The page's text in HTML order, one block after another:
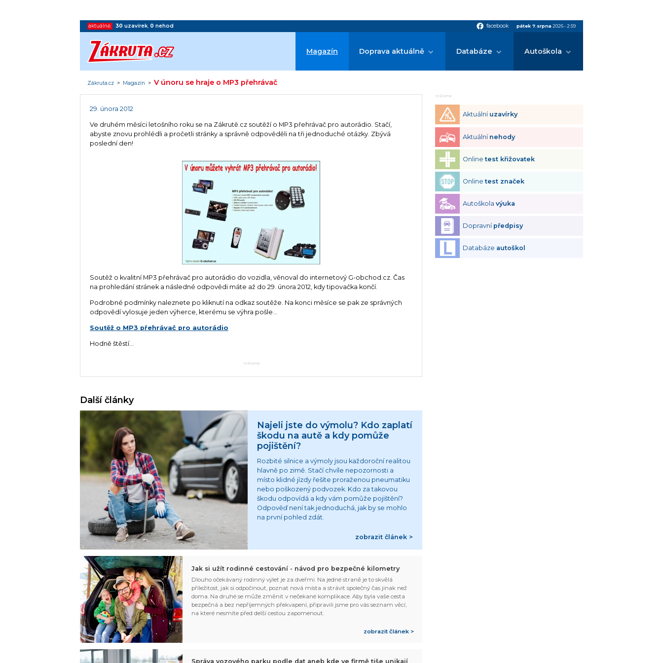
aktuálně: 30 uzavírek, 0 nehod facebook facebook pátek 7.srpna 2026• 2:59
Magazín Doprava aktuálně Databáze Autoškola
Zákruta.cz > Magazín >V únoru se hraje o MP3 přehrávač
29. února 2012
Ve druhém měsíci letošního roku se na Zákrutě.cz soutěží o MP3 přehrávač pro autorádio. Stačí,
abyste znovu prohlédli a pročetli stránky a správně odpověděli na tři jednoduché otázky. Zbývá
poslední den!
Soutěž o kvalitní MP3 přehrávač pro autorádio do vozidla, věnoval do internetový G-obchod.cz. Čas
na prohledání stránek a následné odpovědi máte až do 29. února 2012, kdy tipovačka končí.
Podrobné podmínky naleznete po kliknutí na odkaz soutěže. Na konci měsíce se pak ze správných
odpovědí vylosuje jeden výherce, kterému se výhra pošle...
Soutěž o MP3 přehrávač pro autorádio
Hodně štěstí...
reklama
Další články
Najeli jste do výmolu? Kdo zaplatí
škodu na autě a kdy pomůže
pojištění?
Rozbité silnice a výmoly jsou každoroční realitou
hlavně po zimě. Stačí chvíle nepozornosti a
místo klidné jízdy řešíte proraženou pneumatiku
nebo poškozený podvozek. Kdo za takovou
škodu odpovídá a kdy vám pomůže pojištění?
Odpověď není tak jednoduchá, jak by se mohlo
na první pohled zdát.
zobrazit článek >
Jak si užít rodinné cestování - návod pro bezpečné kilometry
Dlouho očekávaný rodinný výlet je za dveřmi. Na jedné straně je to skvělá
příležitost, jak si odpočinout, poznat nová místa a strávit společný čas jinak než
doma. Na druhé se může změnit v nečekané komplikace. Aby byla vaše cesta
bezpečná a bez nepříjemných překvapení, připravili jsme pro vás seznam věcí,
na které nesmíte před delší cestou zapomenout.
zobrazit článek >
Správa vozového parku podle dat aneb kde ve firmě tiše unikají
reklama
Aktuální uzavírky
Aktuální nehody
Onlinetest křižovatek
Onlinetest značek
Autoškolavýuka
Dopravní předpisy
Databáze autoškol